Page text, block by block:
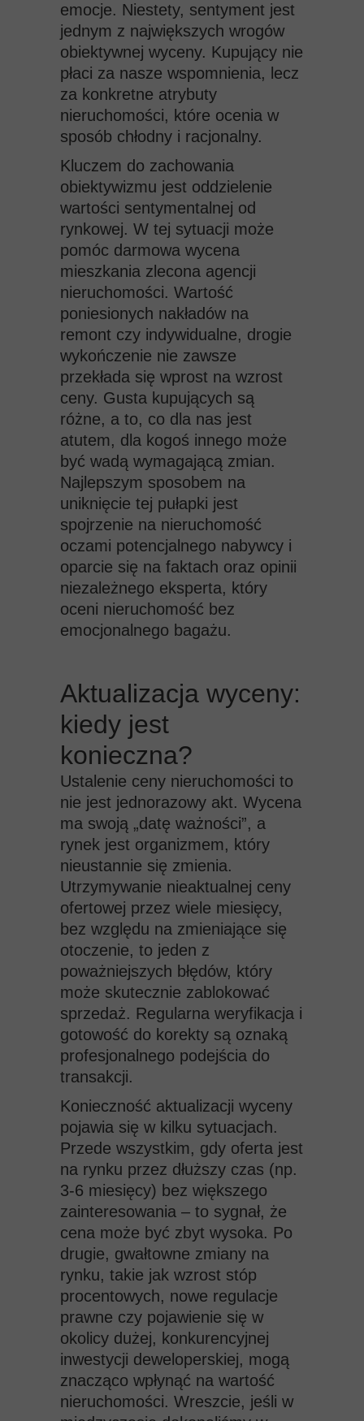
emocje. Niestety, sentyment jest
jednym z największych wrogów
obiektywnej wyceny. Kupujący nie
płaci za nasze wspomnienia, lecz
za konkretne atrybuty
nieruchomości, które ocenia w
sposób chłodny i racjonalny.
Kluczem do zachowania
obiektywizmu jest oddzielenie
wartości sentymentalnej od
rynkowej. W tej sytuacji może
pomóc darmowa wycena
mieszkania zlecona agencji
nieruchomości. Wartość
poniesionych nakładów na
remont czy indywidualne, drogie
wykończenie nie zawsze
przekłada się wprost na wzrost
ceny. Gusta kupujących są
różne, a to, co dla nas jest
atutem, dla kogoś innego może
być wadą wymagającą zmian.
Najlepszym sposobem na
uniknięcie tej pułapki jest
spojrzenie na nieruchomość
oczami potencjalnego nabywcy i
oparcie się na faktach oraz opinii
niezależnego eksperta, który
oceni nieruchomość bez
emocjonalnego bagażu.
Aktualizacja wyceny:
kiedy jest
konieczna?
Ustalenie ceny nieruchomości to
nie jest jednorazowy akt. Wycena
ma swoją „datę ważności”, a
rynek jest organizmem, który
nieustannie się zmienia.
Utrzymywanie nieaktualnej ceny
ofertowej przez wiele miesięcy,
bez względu na zmieniające się
otoczenie, to jeden z
poważniejszych błędów, który
może skutecznie zablokować
sprzedaż. Regularna weryfikacja i
gotowość do korekty są oznaką
profesjonalnego podejścia do
transakcji.
Konieczność aktualizacji wyceny
pojawia się w kilku sytuacjach.
Przede wszystkim, gdy oferta jest
na rynku przez dłuższy czas (np.
3-6 miesięcy) bez większego
zainteresowania – to sygnał, że
cena może być zbyt wysoka. Po
drugie, gwałtowne zmiany na
rynku, takie jak wzrost stóp
procentowych, nowe regulacje
prawne czy pojawienie się w
okolicy dużej, konkurencyjnej
inwestycji deweloperskiej, mogą
znacząco wpłynąć na wartość
nieruchomości. Wreszcie, jeśli w